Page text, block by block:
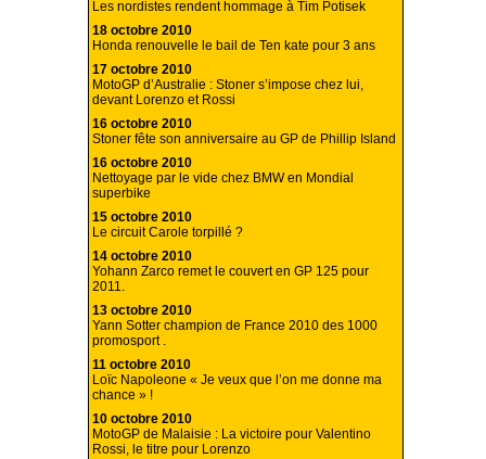
Les nordistes rendent hommage à Tim Potisek
18 octobre 2010
Honda renouvelle le bail de Ten kate pour 3 ans
17 octobre 2010
MotoGP d’Australie : Stoner s’impose chez lui,
devant Lorenzo et Rossi
16 octobre 2010
Stoner fête son anniversaire au GP de Phillip Island
16 octobre 2010
Nettoyage par le vide chez BMW en Mondial
superbike
15 octobre 2010
Le circuit Carole torpillé ?
14 octobre 2010
Yohann Zarco remet le couvert en GP 125 pour
2011.
13 octobre 2010
Yann Sotter champion de France 2010 des 1000
promosport .
11 octobre 2010
Loïc Napoleone « Je veux que l’on me donne ma
chance » !
10 octobre 2010
MotoGP de Malaisie : La victoire pour Valentino
Rossi, le titre pour Lorenzo